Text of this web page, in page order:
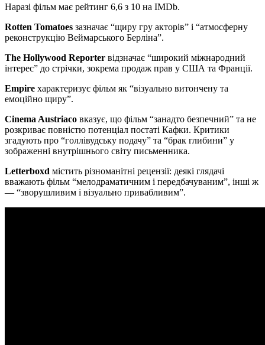
Наразі фільм має рейтинг 6,6 з 10 на IMDb.
Rotten Tomatoes зазначає “щиру гру акторів” і “атмосферну
реконструкцію Веймарського Берліна”.
The Hollywood Reporter відзначає “широкий міжнародний
інтерес” до стрічки, зокрема продаж прав у США та Франції.
Empire характеризує фільм як “візуально витончену та
емоційно щиру”.
Cinema Austriaco вказує, що фільм “занадто безпечний” та не
розкриває повністю потенціал постаті Кафки. Критики
згадують про “голлівудську подачу” та “брак глибини” у
зображенні внутрішнього світу письменника.
Letterboxd містить різноманітні рецензії: деякі глядачі
вважають фільм “мелодраматичним і передбачуваним”, інші ж
— “зворушливим і візуально привабливим”.